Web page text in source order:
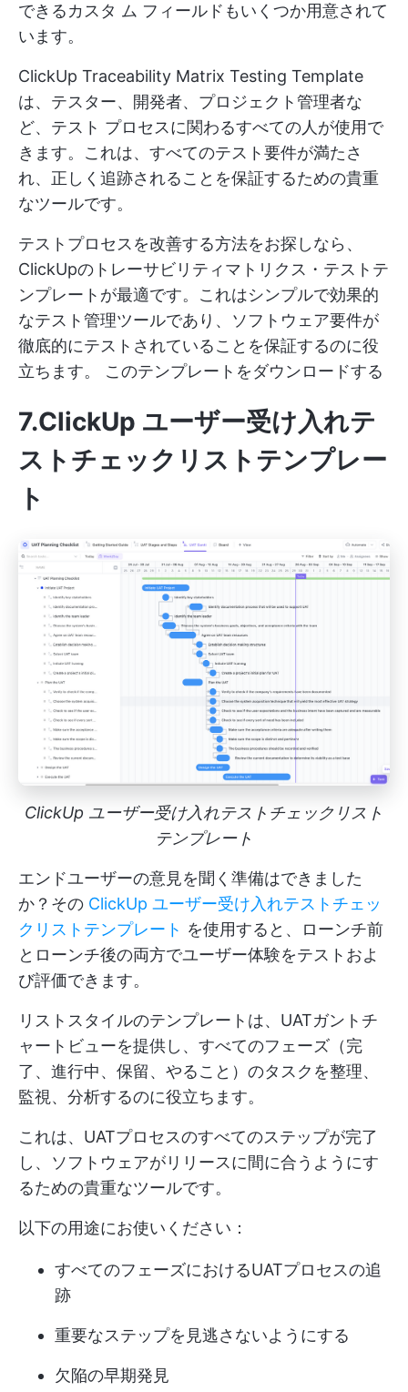
できるカスタ ム フィールドもいくつか用意されて
います。
ClickUp Traceability Matrix Testing Template
は、テスター、開発者、プロジェクト管理者な
ど、テスト プロセスに関わるすべての人が使用で
きます。これは、すべてのテスト要件が満たさ
れ、正しく追跡されることを保証するための貴重
なツールです。
テストプロセスを改善する方法をお探しなら、
ClickUpのトレーサビリティマトリクス・テストテ
ンプレートが最適です。これはシンプルで効果的
なテスト管理ツールであり、ソフトウェア要件が
徹底的にテストされていることを保証するのに役
立ちます。 このテンプレートをダウンロードする
7.ClickUp ユーザー受け入れテ
ストチェックリストテンプレー
ト
ClickUp ユーザー受け入れテストチェックリスト
テンプレート
エンドユーザーの意見を聞く準備はできました
か？その ClickUp ユーザー受け入れテストチェッ
クリストテンプレート を使用すると、ローンチ前
とローンチ後の両方でユーザー体験をテストおよ
び評価できます。
リストスタイルのテンプレートは、UATガントチ
ャートビューを提供し、すべてのフェーズ（完
了、進行中、保留、やること）のタスクを整理、
監視、分析するのに役立ちます。
これは、UATプロセスのすべてのステップが完了
し、ソフトウェアがリリースに間に合うようにす
るための貴重なツールです。
以下の用途にお使いください：
すべてのフェーズにおけるUATプロセスの追
跡
重要なステップを見逃さないようにする
欠陥の早期発見